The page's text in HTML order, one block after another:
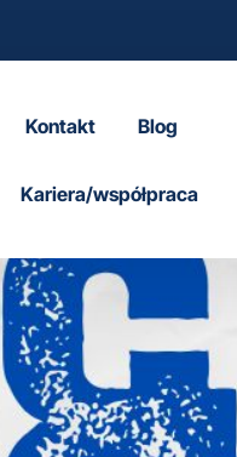
Kontakt Blog
Kariera/współpraca